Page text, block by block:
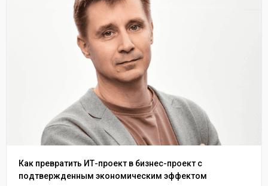
Как превратить ИТ-проект в бизнес-проект с
подтвержденным экономическим эффектом